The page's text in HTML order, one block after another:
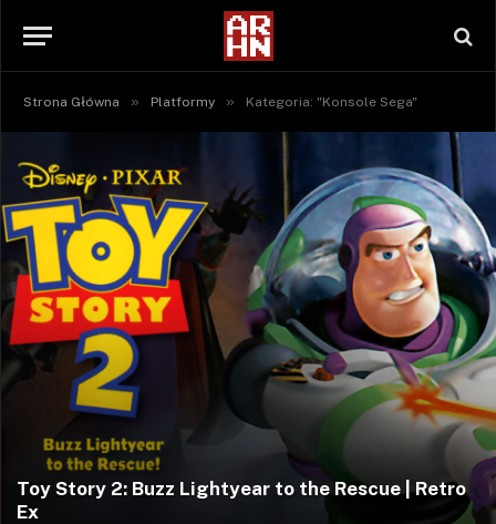
Strona Główna » Platformy » Kategoria: "Konsole Sega"
Toy Story 2: Buzz Lightyear to the Rescue | Retro
Ex